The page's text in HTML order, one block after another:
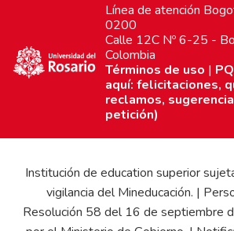
Línea de atención
0200
Calle 12C Nº 6-25 -
Colombia
Términos de uso |
aquí: felicitaciones,
reclamos,
petición)
Institución de education superior
vigilancia del Mineducación. |
Resolución 58 del 16 de septiembre